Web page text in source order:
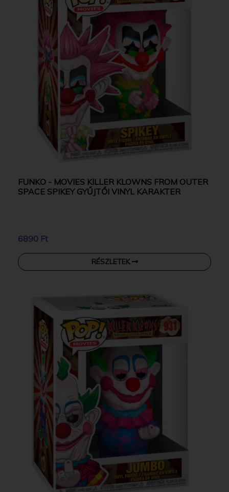
FUNKO - MOVIES KILLER KLOWNS FROM OUTER
SPACE SPIKEY GYŰJTŐI VINYL KARAKTER
6890 Ft
RÉSZLETEK